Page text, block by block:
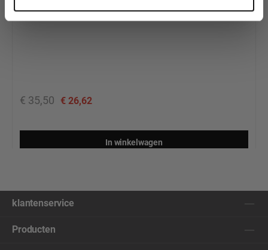
Wiser's Airbrush TattooPro Stencil - Accent Curls
€ 26,62
€ 35,50
In winkelwagen
klantenservice
Producten